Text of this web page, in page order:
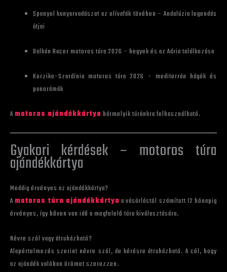
Spanyol kanyarvadászat az olívafák tövében – Andalúzia legendás
útjai
Balkán Racer motoros túra 2026 – hegyek és az Adria találkozása
Korzika–Szardínia motoros túra 2026 – mediterrán hágók és
panorámák
A motoros ajándékkártya bármelyik túránkra felhasználható.
Gyakori kérdések – motoros túra
ajándékkártya
Meddig érvényes az ajándékkártya?
A motoros túra ajándékkártya a vásárlástól számított 12 hónapig
érvényes, így bőven van idő a megfelelő túra kiválasztására.
Névre szól vagy átruházható?
Alapértelmezés szerint névre szól, de kérésre átruházható. A cél, hogy
az ajándék valóban örömet szerezzen.